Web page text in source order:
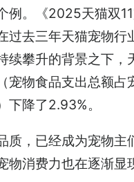
例。《2025天猫双
过去三年天猫宠物行
续攀升的背景之下，
宠物食品支出总额占
下降了2.93%。
质，已经成为宠物主
物消费力也在逐渐显